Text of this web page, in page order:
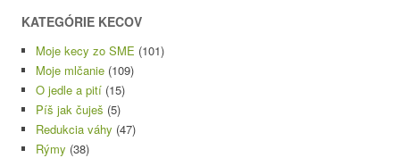
KATEGÓRIE KECOV
Moje kecy zo SME (101)
Moje mlčanie (109)
O jedle a pití (15)
Píš jak čuješ (5)
Redukcia váhy (47)
Rýmy (38)